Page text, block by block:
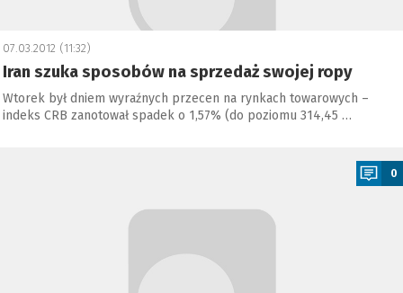
07.03.2012 (11:32)
Iran szuka sposobów na sprzedaż swojej ropy
Wtorek był dniem wyraźnych przecen na rynkach towarowych –
indeks CRB zanotował spadek o 1,57% (do poziomu 314,45 …
0